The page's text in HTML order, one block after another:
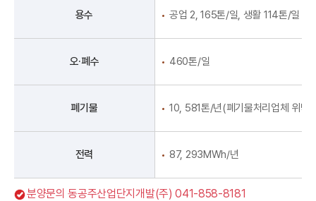
용수 공업 2, 165톤/일, 생활 114톤/일
오·폐수 460톤/일
폐기물 10, 581톤/년(폐기물처리업체 위탁)
전력 87, 293MWh/년
분양문의 동공주산업단지개발(주) 041-858-8181